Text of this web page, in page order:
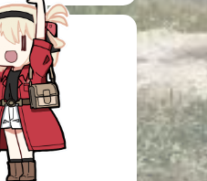
Serif
浅阴影
暗化
）
|
|
0